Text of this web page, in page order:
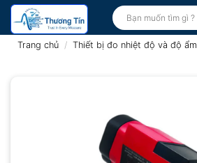
Bỏ
qua
Tìm
kiếm:
Trang chủ / Thiết bị đo nhiệt độ và độ ẩm